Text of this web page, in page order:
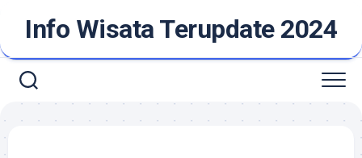
contentInfo Wisata Terupdate 2024